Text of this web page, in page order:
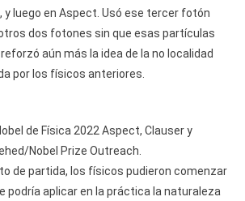
y luego en Aspect. Usó ese tercer fotón
dos fotones sin que esas partículas
aún más la idea de la no localidad
por los físicos anteriores.
de Física 2022 Aspect, Clauser y
Nobel Prize Outreach.
de partida, los físicos pudieron comenzar
podría aplicar en la práctica la naturaleza